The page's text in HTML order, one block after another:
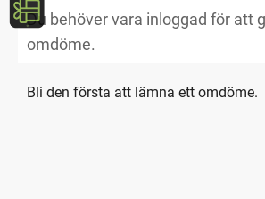
Bli den första att lämna ett omdöme.